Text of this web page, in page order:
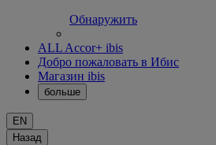
Обнаружить
ALL Accor+ ibis
Добро пожаловать в Ибис
Магазин ibis
больше
EN
Назад